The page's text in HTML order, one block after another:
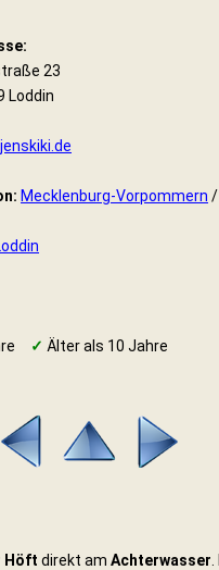
23
Loddin
jenskiki.de
Mecklenburg-Vorpommern /
✓ Älter als 10 Jahre
Höft direkt am Achterwasser